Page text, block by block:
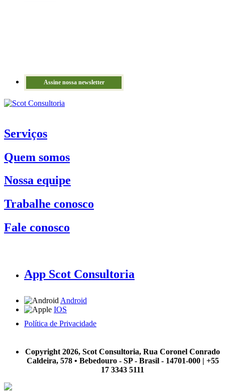
Assine nossa newsletter
Serviços
Quem somos
Nossa equipe
Trabalhe conosco
Fale conosco
App Scot Consultoria
Android
IOS
Política de Privacidade
Copyright 2026, Scot Consultoria, Rua Coronel Conrado
Caldeira, 578 • Bebedouro - SP - Brasil - 14701-000 | +55
17 3343 5111